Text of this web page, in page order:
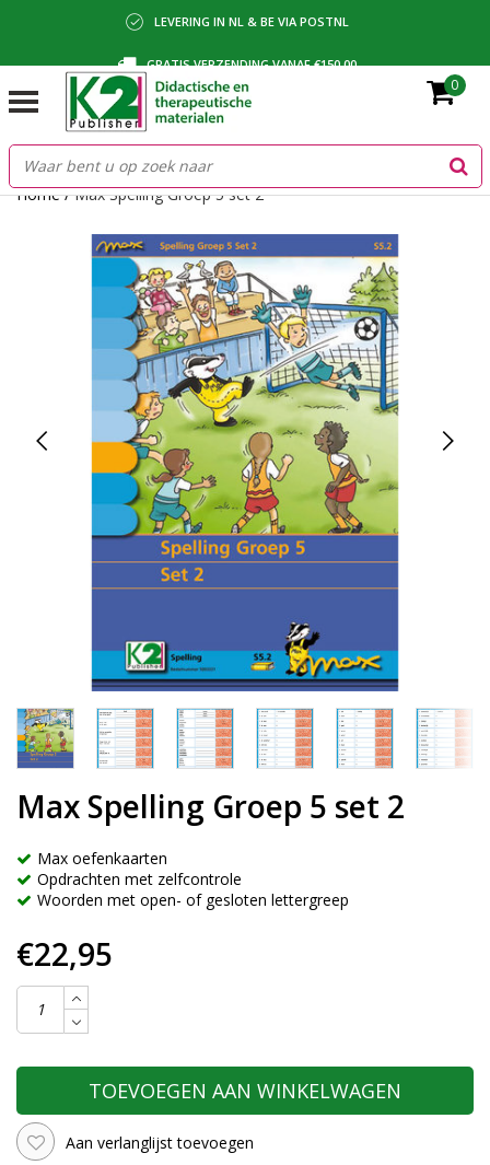
LEVERING IN NL & BE VIA POSTNL
GRATIS VERZENDING VANAF €150,00
BETALING VIA IDEAL, BANCONTACT OF FACTUUR
0
Home/Max Spelling Groep 5 set 2
Max Spelling Groep 5 set 2
Max oefenkaarten
Opdrachten met zelfcontrole
Woorden met open- of gesloten lettergreep
€22,95
TOEVOEGEN AAN WINKELWAGEN
Aan verlanglijst toevoegen